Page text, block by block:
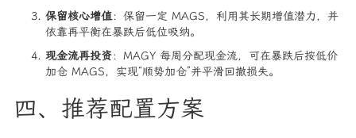
保留核心增值：保留一定 MAGS，利用其长期增值潜力，并
依靠再平衡在暴跌后低位吸纳。
现金流再投资：MAGY 每周分配现金流，可在暴跌后按低价
加仓 MAGS，实现“顺势加仓”并平滑回撤损失。
四、推荐配置方案